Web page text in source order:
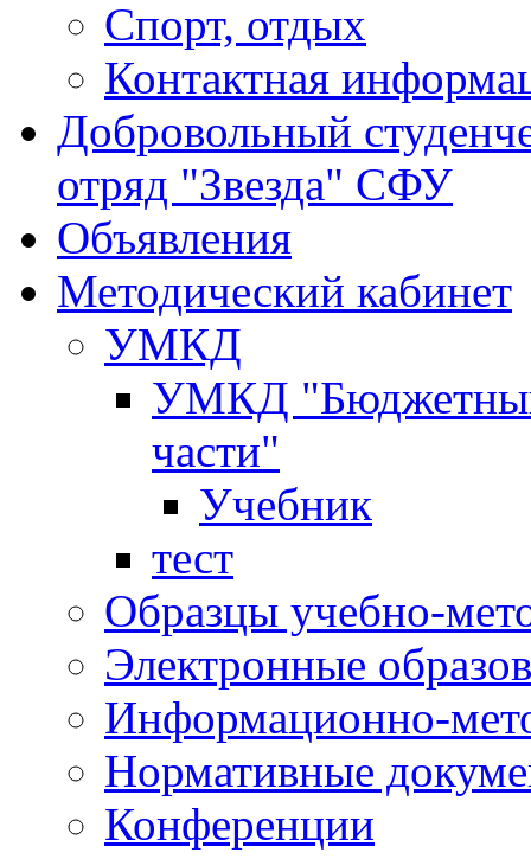
Спорт, отдых
Контактная
Добровольный
отряд "Звезда" СФУ
Объявления
Методический кабинет
УМКД
УМКД "Бюджетный
части"
Учебник
тест
Образцы учебно-
Электронные
Информационно-
Нормативные
Конференции